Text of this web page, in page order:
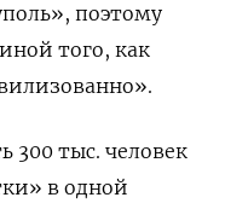
поэтому
того, как
300 тыс. человек
в одной